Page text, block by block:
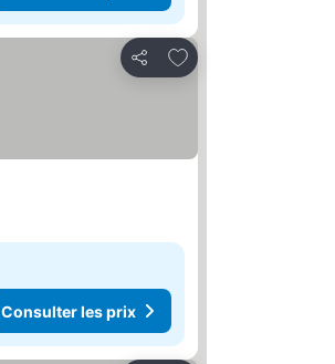
Partager
Ajouter à mes favoris
Consulter les prix